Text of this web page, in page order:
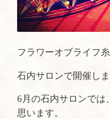
フラワーオブライフ
石内サロンで開催しま
6月の石内サロンでは
思います。